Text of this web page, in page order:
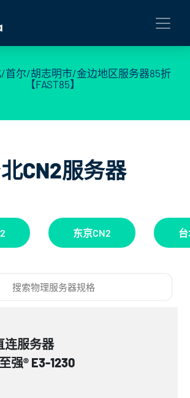
首尔/胡志明市/金边地区服务器85折
【FAST85】
CN2服务器
东京CN2
连服务器
强® E3-1230